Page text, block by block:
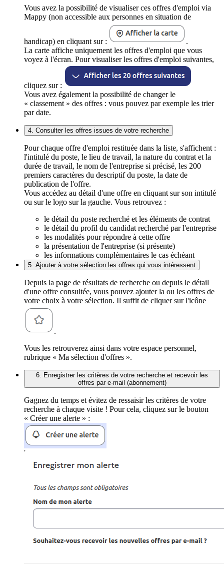
Vous avez la possibilité de visualiser ces offres d'emploi via
Mappy (non accessible aux personnes en situation de
handicap) en cliquant sur :
.
La carte affiche uniquement les offres d'emploi que vous
voyez à l'écran. Pour visualiser les offres d'emploi suivantes,
cliquez sur :
Vous avez également la possibilité de changer le
« classement » des offres : vous pouvez par exemple les trier
par date.
4. Consulter les offres issues de votre recherche
Pour chaque offre d'emploi restituée dans la liste, s'affichent :
l'intitulé du poste, le lieu de travail, la nature du contrat et la
durée de travail, le nom de l'entreprise si précisé, les 200
premiers caractères du descriptif du poste, la date de
publication de l'offre.
Vous accédez au détail d'une offre en cliquant sur son intitulé
ou sur le logo sur la gauche. Vous retrouvez :
le détail du poste recherché et les éléments de contrat
le détail du profil du candidat recherché par l'entreprise
les modalités pour répondre à cette offre
la présentation de l'entreprise (si présente)
les informations complémentaires le cas échéant
5. Ajouter à votre sélection les offres qui vous intéressent
Depuis la page de résultats de recherche ou depuis le détail
d'une offre consultée, vous pouvez ajouter la ou les offres de
votre choix à votre sélection. Il suffit de cliquer sur l'icône
.
Vous les retrouverez ainsi dans votre espace personnel,
rubrique « Ma sélection d'offres ».
6. Enregistrer les critères de votre recherche et recevoir les
offres par e-mail (abonnement)
Gagnez du temps et évitez de ressaisir les critères de votre
recherche à chaque visite ! Pour cela, cliquez sur le bouton
« Créer une alerte » :